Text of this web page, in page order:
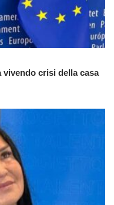
vivendo crisi della casa